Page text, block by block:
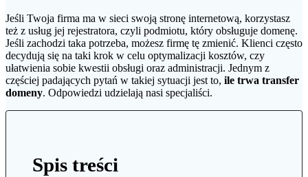
Jeśli Twoja firma ma w sieci swoją stronę internetową, korzystasz
też z usług jej rejestratora, czyli podmiotu, który obsługuje domenę.
Jeśli zachodzi taka potrzeba, możesz firmę tę zmienić. Klienci często
decydują się na taki krok w celu optymalizacji kosztów, czy
ułatwienia sobie kwestii obsługi oraz administracji. Jednym z
częściej padających pytań w takiej sytuacji jest to, ile trwa transfer
domeny. Odpowiedzi udzielają nasi specjaliści.
Spis treści